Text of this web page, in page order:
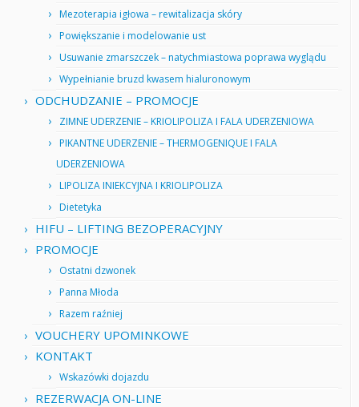
Mezoterapia igłowa – rewitalizacja skóry
Powiększanie i modelowanie ust
Usuwanie zmarszczek – natychmiastowa poprawa wyglądu
Wypełnianie bruzd kwasem hialuronowym
ODCHUDZANIE – PROMOCJE
ZIMNE UDERZENIE – KRIOLIPOLIZA I FALA UDERZENIOWA
PIKANTNE UDERZENIE – THERMOGENIQUE I FALA
UDERZENIOWA
LIPOLIZA INIEKCYJNA I KRIOLIPOLIZA
Dietetyka
HIFU – LIFTING BEZOPERACYJNY
PROMOCJE
Ostatni dzwonek
Panna Młoda
Razem raźniej
VOUCHERY UPOMINKOWE
KONTAKT
Wskazówki dojazdu
REZERWACJA ON-LINE